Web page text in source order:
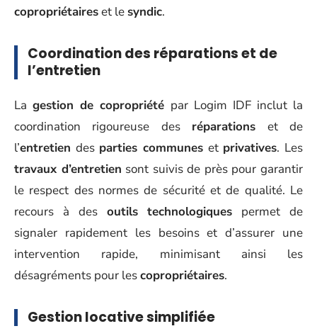
copropriétaireset le syndic.
Coordination des réparations et de
l’entretien
Lagestion de copropriété par Logim IDF inclut la
coordination rigoureuse des réparations et de
l’entretien des parties communes et privatives. Les
travaux d’entretien sont suivis de près pour garantir
le respect des normes de sécurité et de qualité. Le
recours à des outils technologiques permet de
signaler rapidement les besoins et d’assurer une
intervention rapide, minimisant ainsi les
désagréments pour lescopropriétaires.
Gestion locative simplifiée